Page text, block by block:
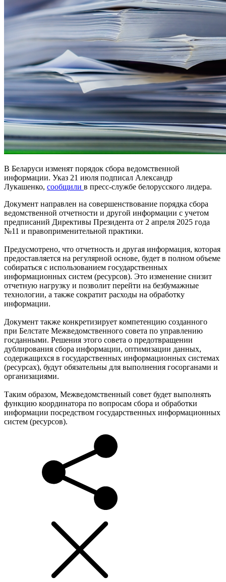
В Беларуси изменят порядок сбора ведомственной
информации. Указ 21 июля подписал Александр
Лукашенко, сообщили в пресс-службе белорусского лидера.
Документ направлен на совершенствование порядка сбора
ведомственной отчетности и другой информации с учетом
предписаний Директивы Президента от 2 апреля 2025 года
№11 и правоприменительной практики.
Предусмотрено, что отчетность и другая информация, которая
предоставляется на регулярной основе, будет в полном объеме
собираться с использованием государственных
информационных систем (ресурсов). Это изменение снизит
отчетную нагрузку и позволит перейти на безбумажные
технологии, а также сократит расходы на обработку
информации.
Документ также конкретизирует компетенцию созданного
при Белстате Межведомственного совета по управлению
госданными. Решения этого совета о предотвращении
дублирования сбора информации, оптимизации данных,
содержащихся в государственных информационных системах
(ресурсах), будут обязательны для выполнения госорганами и
организациями.
Таким образом, Межведомственный совет будет выполнять
функцию координатора по вопросам сбора и обработки
информации посредством государственных информационных
систем (ресурсов).